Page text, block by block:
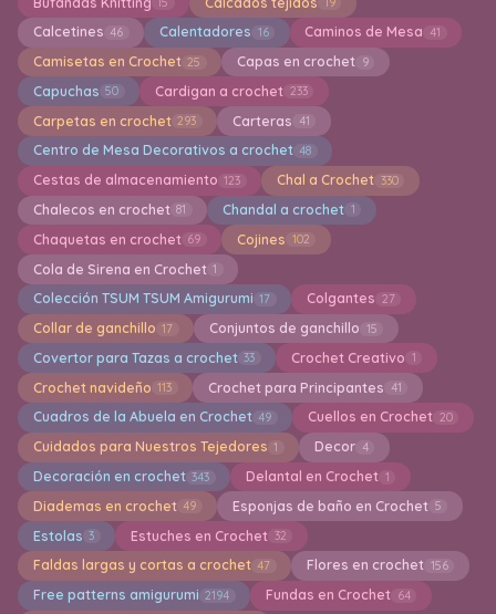
Calcetines 46 Calentadores 16 Caminos de Mesa 41
Camisetas en Crochet 25 Capas en crochet 9
Capuchas 50 Cardigan a crochet 233
Carpetas en crochet 293 Carteras 41
Centro de Mesa Decorativos a crochet 48
Cestas de almacenamiento 123 Chal a Crochet 330
Chalecos en crochet 81 Chandal a crochet 1
Chaquetas en crochet 69 Cojines 102
Cola de Sirena en Crochet 1
Colección TSUM TSUM Amigurumi 17 Colgantes 27
Collar de ganchillo 17 Conjuntos de ganchillo 15
Covertor para Tazas a crochet 33 Crochet Creativo 1
Crochet navideño 113 Crochet para Principantes 41
Cuadros de la Abuela en Crochet 49 Cuellos en Crochet 20
Cuidados para Nuestros Tejedores 1 Decor 4
Decoración en crochet 343 Delantal en Crochet 1
Diademas en crochet 49 Esponjas de baño en Crochet 5
Estolas 3 Estuches en Crochet 32
Faldas largas y cortas a crochet 47 Flores en crochet 156
Free patterns amigurumi 2194 Fundas en Crochet 64